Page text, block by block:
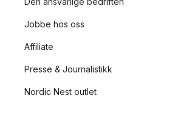
Jobbe hos oss
Affiliate
Presse & Journalistikk
Nordic Nest outlet